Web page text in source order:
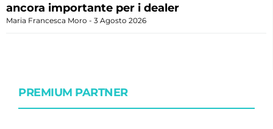
ancora importante per i dealer
Maria Francesca Moro 3 Agosto 2026
PREMIUM PARTNER